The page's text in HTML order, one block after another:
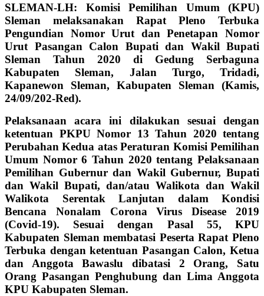
SLEMAN-LH: Komisi Pemilihan Umum (KPU)
Sleman melaksanakan Rapat Pleno Terbuka
Pengundian Nomor Urut dan Penetapan Nomor
Urut Pasangan Calon Bupati dan Wakil Bupati
Sleman Tahun 2020 di Gedung Serbaguna
Kabupaten Sleman, Jalan Turgo, Tridadi,
Kapanewon Sleman, Kabupaten Sleman (Kamis,
24/09/202-Red).
Pelaksanaan acara ini dilakukan sesuai dengan
ketentuan PKPU Nomor 13 Tahun 2020 tentang
Perubahan Kedua atas Peraturan Komisi Pemilihan
Umum Nomor 6 Tahun 2020 tentang Pelaksanaan
Pemilihan Gubernur dan Wakil Gubernur, Bupati
dan Wakil Bupati, dan/atau Walikota dan Wakil
Walikota Serentak Lanjutan dalam Kondisi
Bencana Nonalam Corona Virus Disease 2019
(Covid-19). Sesuai dengan Pasal 55, KPU
Kabupaten Sleman membatasi Peserta Rapat Pleno
Terbuka dengan ketentuan Pasangan Calon, Ketua
dan Anggota Bawaslu dibatasi 2 Orang, Satu
Orang Pasangan Penghubung dan Lima Anggota
KPU Kabupaten Sleman.